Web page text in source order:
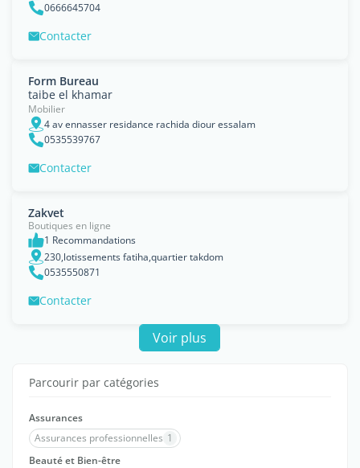
0666645704
Contacter
Form Bureau
taibe el khamar
Mobilier
4 av ennasser residance rachida diour essalam
0535539767
Contacter
Zakvet
Boutiques en ligne
1 Recommandations
230,lotissements fatiha,quartier takdom
0535550871
Contacter
Voir plus
Parcourir par catégories
Assurances
Assurances professionnelles 1
Beauté et Bien-être